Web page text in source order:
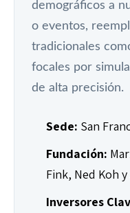
demográficos a
o eventos,
tradicionales
focales por
de alta precisión.
Sede: San
Fundación:
Fink, Ned Koh
Inversores